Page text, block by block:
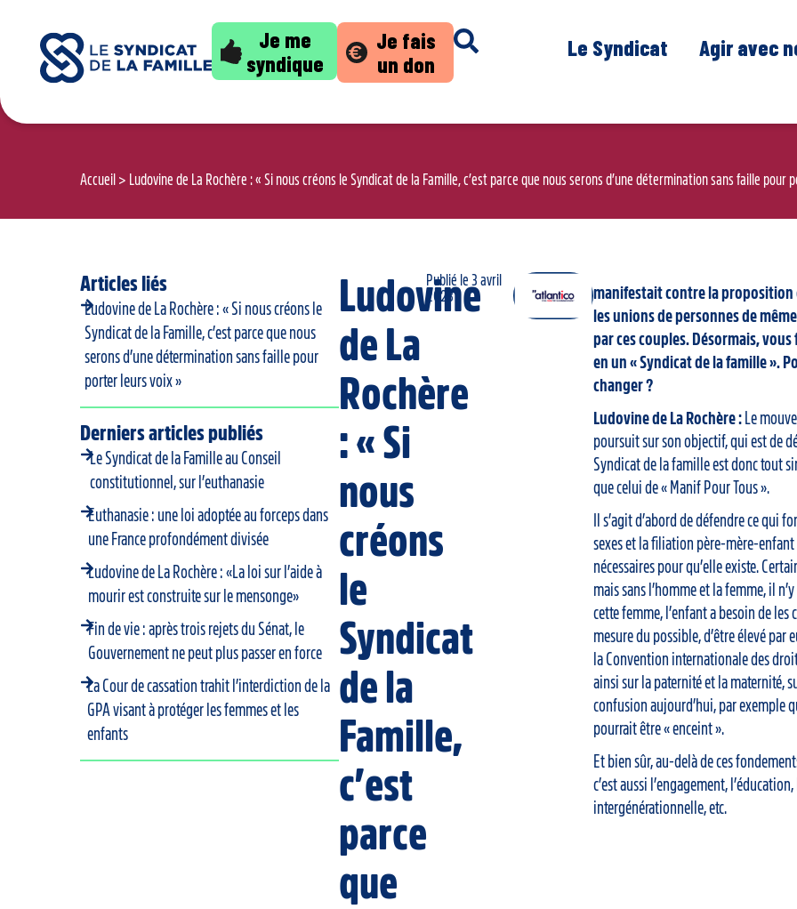
Je me
syndique
Je fais
un don
Le Syndicat Agir avec
Accueil > Ludovine de La Rochère : « Si nous créons le Syndicat de la Famille, c’est parce que nous serons d’une détermination sans faille pour
Articles liés
Ludovine de La Rochère : « Si nous créons le
Syndicat de la Famille, c’est parce que nous
serons d’une détermination sans faille pour
porter leurs voix »
Derniers articles publiés
Le Syndicat de la Famille au Conseil
constitutionnel, sur l’euthanasie
Euthanasie : une loi adoptée au forceps dans
une France profondément divisée
Ludovine de La Rochère : «La loi sur l’aide à
mourir est construite sur le mensonge»
Fin de vie : après trois rejets du Sénat, le
Gouvernement ne peut plus passer en force
La Cour de cassation trahit l’interdiction de la
GPA visant à protéger les femmes et les
enfants
Ludovine
de La
Rochère
: « Si
nous
créons
le
Syndicat
de la
Famille,
c’est
parce
que
Publié le 3 avril
2023
manifestait contre la proposition
les unions de personnes de
par ces couples. Désormais,
en un « Syndicat de la famille ».
changer ?
Ludovine de La Rochère : Le
poursuit sur son objectif, qui est de
Syndicat de la famille est donc tout
que celui de « Manif Pour Tous ».
Il s’agit d’abord de défendre ce qui
sexes et la filiation père-mère-
nécessaires pour qu’elle existe.
mais sans l’homme et la femme, il
cette femme, l’enfant a besoin de
mesure du possible, d’être élevé par
la Convention internationale des
ainsi sur la paternité et la maternité,
confusion aujourd’hui, par exemple
pourrait être « enceint ».
Et bien sûr, au-delà de ces
c’est aussi l’engagement,
intergénérationnelle, etc.